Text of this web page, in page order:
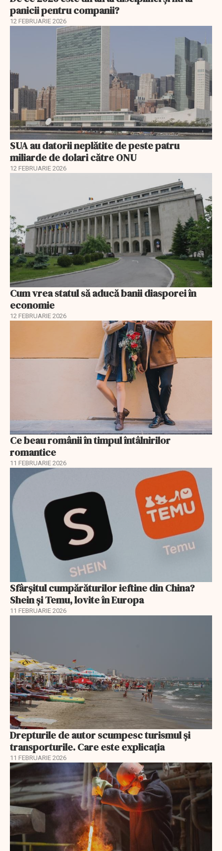
panicii pentru companii?
12 FEBRUARIE 2026
SUA au datorii neplătite de peste patru
miliarde de dolari către ONU
12 FEBRUARIE 2026
Cum vrea statul să aducă banii diasporei în
economie
12 FEBRUARIE 2026
Ce beau românii în timpul întâlnirilor
romantice
11 FEBRUARIE 2026
Sfârșitul cumpărăturilor ieftine din China?
Shein și Temu, lovite în Europa
11 FEBRUARIE 2026
Drepturile de autor scumpesc turismul și
transporturile. Care este explicația
11 FEBRUARIE 2026